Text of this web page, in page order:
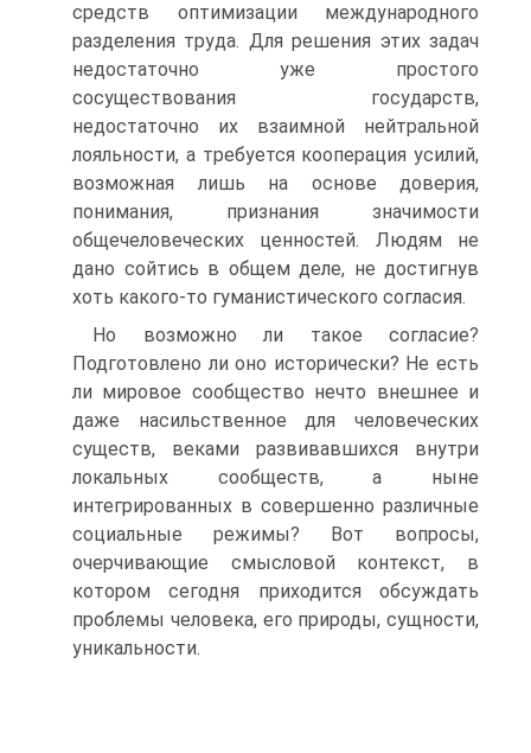
средств оптимизации международного
разделения труда. Для решения этих задач
недостаточно уже простого
сосуществования государств,
недостаточно их взаимной нейтральной
лояльности, а требуется кооперация усилий,
возможная лишь на основе доверия,
понимания, признания значимости
общечеловеческих ценностей. Людям не
дано сойтись в общем деле, не достигнув
хоть какого-то гуманистического согласия.
Но возможно ли такое согласие?
Подготовлено ли оно исторически? Не есть
ли мировое сообщество нечто внешнее и
даже насильственное для человеческих
существ, веками развивавшихся внутри
локальных сообществ, а ныне
интегрированных в совершенно различные
социальные режимы? Вот вопросы,
очерчивающие смысловой контекст, в
котором сегодня приходится обсуждать
проблемы человека, его природы, сущности,
уникальности.